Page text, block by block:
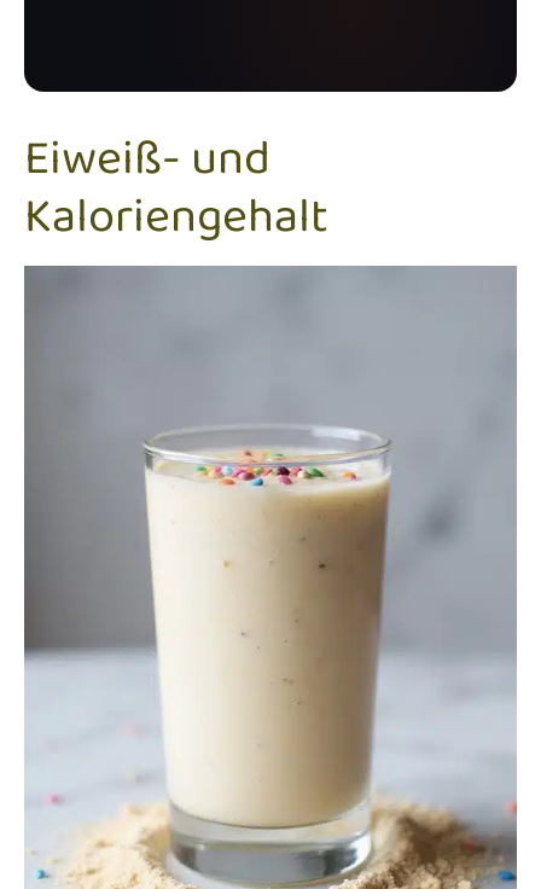
Eiweiß- und
Kaloriengehalt